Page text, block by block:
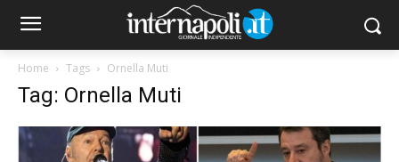
Home Tags Ornella Muti
Tag: Ornella Muti